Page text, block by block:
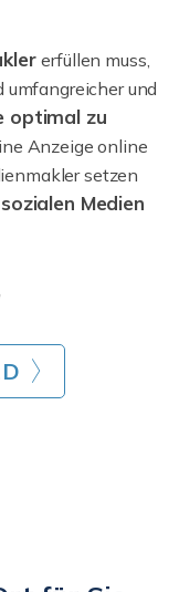
erfüllen muss,
umfangreicher und
optimal zu
Anzeige online
setzen
Medien